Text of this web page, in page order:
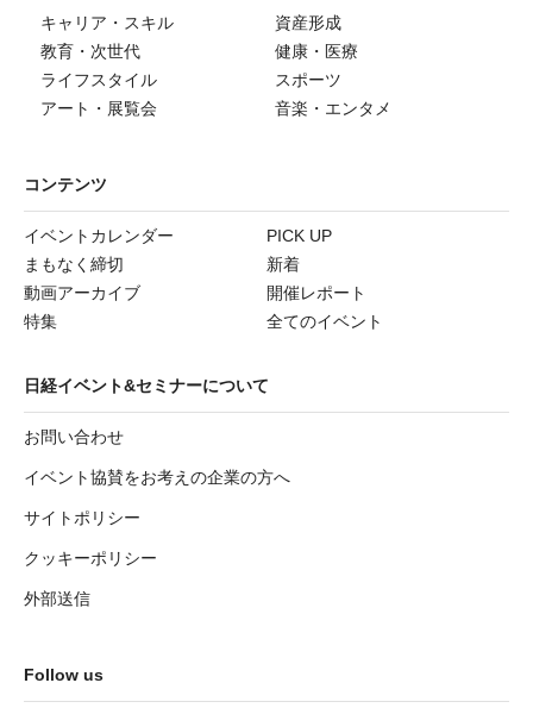
キャリア・スキル
資産形成
教育・次世代
健康・医療
ライフスタイル
スポーツ
アート・展覧会
音楽・エンタメ
コンテンツ
イベントカレンダー
PICK UP
まもなく締切
新着
動画アーカイブ
開催レポート
特集
全てのイベント
日経イベント&セミナーについて
お問い合わせ
イベント協賛をお考えの企業の方へ
サイトポリシー
クッキーポリシー
外部送信
Follow us